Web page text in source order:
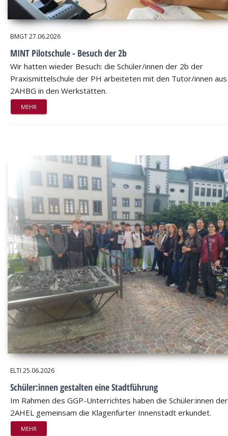
BMGT27.06.2026
MINT Pilotschule - Besuch der 2b
Wir hatten wieder Besuch: die Schüler/innen der 2b der
Praxismittelschule der PH arbeiteten mit den Tutor/innen
2AHBG in den Werkstätten.
MEHR
ELTI 25.06.2026
Schüler:innen gestalten eine Stadtführung
Im Rahmen des GGP-Unterrichtes haben die Schüler:innen der
2AHEL gemeinsam die Klagenfurter Innenstadt erkundet.
MEHR